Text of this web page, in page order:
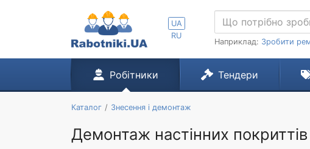
UA
RU
Наприклад: Зробити
Робітники Тендери
Каталог Знесення і демонтаж
Демонтаж настінних